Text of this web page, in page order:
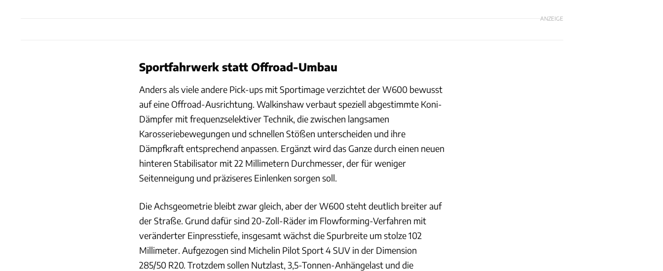
ANZEIGE
Sportfahrwerk statt Offroad-Umbau
Anders als viele andere Pick-ups mit Sportimage verzichtet der W600 bewusst
auf eine Offroad-Ausrichtung. Walkinshaw verbaut speziell abgestimmte Koni-
Dämpfer mit frequenzselektiver Technik, die zwischen langsamen
Karosseriebewegungen und schnellen Stößen unterscheiden und ihre
Dämpfkraft entsprechend anpassen. Ergänzt wird das Ganze durch einen neuen
hinteren Stabilisator mit 22 Millimetern Durchmesser, der für weniger
Seitenneigung und präziseres Einlenken sorgen soll.
Die Achsgeometrie bleibt zwar gleich, aber der W600 steht deutlich breiter auf
der Straße. Grund dafür sind 20-Zoll-Räder im Flowforming-Verfahren mit
veränderter Einpresstiefe, insgesamt wächst die Spurbreite um stolze 102
Millimeter. Aufgezogen sind Michelin Pilot Sport 4 SUV in der Dimension
285/50 R20. Trotzdem sollen Nutzlast, 3,5-Tonnen-Anhängelast und die